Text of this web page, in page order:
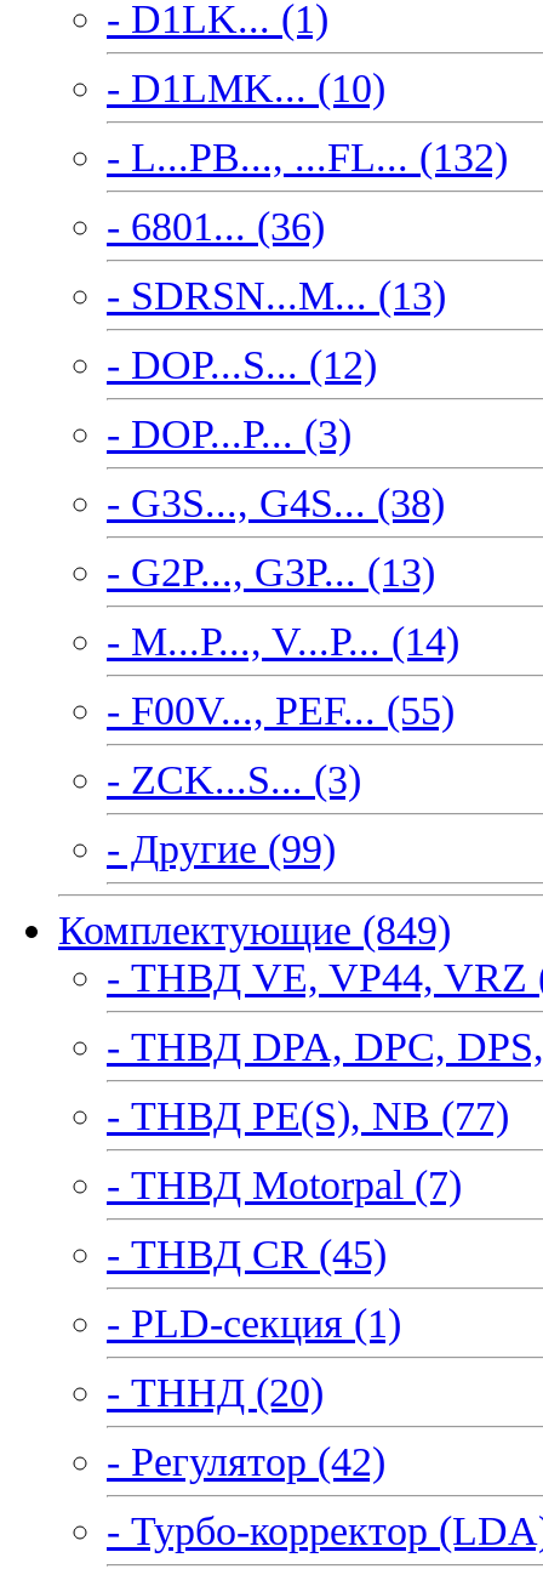
- D1LK... (1)
- D1LMK... (10)
- L...PB..., ...FL... (132)
- 6801... (36)
- SDRSN...M... (13)
- DOP...S... (12)
- DOP...P... (3)
- G3S..., G4S... (38)
- G2P..., G3P... (13)
- M...P..., V...P... (14)
- F00V..., PEF... (55)
- ZCK...S... (3)
- Другие (99)
Комплектующие (849)
- ТНВД VE, VP44, VRZ
- ТНВД DPA, DPC,
- ТНВД PE(S), NB (77)
- ТНВД Motorpal (7)
- ТНВД CR (45)
- PLD-секция (1)
- ТННД (20)
- Регулятор (42)
- Турбо-корректор